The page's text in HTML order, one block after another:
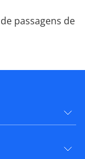
passagens de